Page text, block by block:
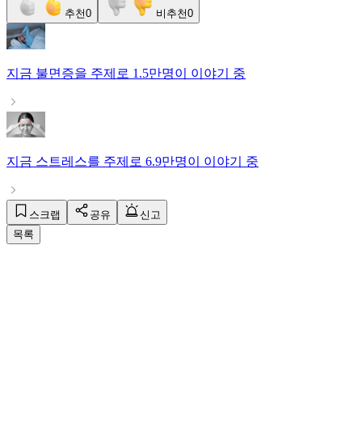
추천0 비추천0
지금 불면증을 주제로 1.5만명이 이야기 중
지금 스트레스를 주제로 6.9만명이 이야기 중
스크랩 공유
신고
목록